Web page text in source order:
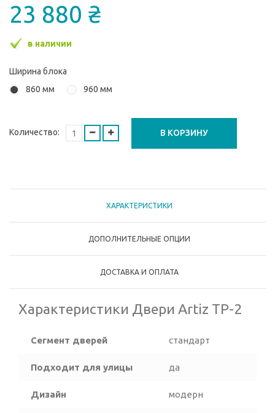
23 880 ₴
в наличии
Ширина блока
860 мм
960 мм
Количество: В КОРЗИНУ
ХАРАКТЕРИСТИКИ
ДОПОЛНИТЕЛЬНЫЕ ОПЦИИ
ДОСТАВКА И ОПЛАТА
Характеристики Двери Artiz ТР-2
Сегмент дверей стандарт
Подходит для улицы да
Дизайн модерн